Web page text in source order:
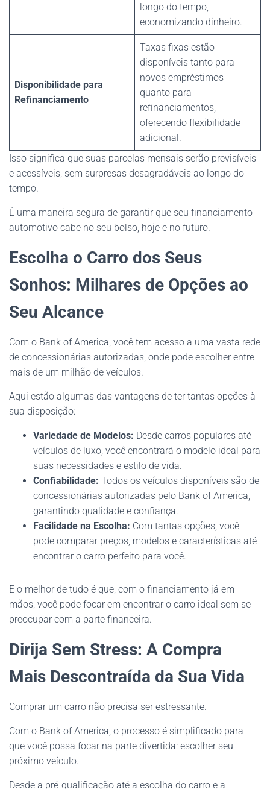
longo do tempo,
economizando dinheiro.
Disponibilidade para
Refinanciamento
Taxas fixas estão
disponíveis tanto para
novos empréstimos
quanto para
refinanciamentos,
oferecendo flexibilidade
adicional.
Isso significa que suas parcelas mensais serão previsíveis
e acessíveis, sem surpresas desagradáveis ao longo do
tempo.
É uma maneira segura de garantir que seu financiamento
automotivo cabe no seu bolso, hoje e no futuro.
Escolha o Carro dos Seus
Sonhos: Milhares de Opções ao
Seu Alcance
Com o Bank of America, você tem acesso a uma vasta rede
de concessionárias autorizadas, onde pode escolher entre
mais de um milhão de veículos.
Aqui estão algumas das vantagens de ter tantas opções à
sua disposição:
Variedade de Modelos: Desde carros populares até
veículos de luxo, você encontrará o modelo ideal para
suas necessidades e estilo de vida.
Confiabilidade: Todos os veículos disponíveis são de
concessionárias autorizadas pelo Bank of America,
garantindo qualidade e confiança.
Facilidade na Escolha: Com tantas opções, você
pode comparar preços, modelos e características até
encontrar o carro perfeito para você.
E o melhor de tudo é que, com o financiamento já em
mãos, você pode focar em encontrar o carro ideal sem se
preocupar com a parte financeira.
Dirija Sem Stress: A Compra
Mais Descontraída da Sua Vida
Comprar um carro não precisa ser estressante.
Com o Bank of America, o processo é simplificado para
que você possa focar na parte divertida: escolher seu
próximo veículo.
Desde a pré-qualificação até a escolha do carro e a